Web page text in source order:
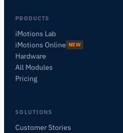
PRODUCTS
iMotions Lab
iMotions Online NEW
Hardware
All Modules
Pricing
SOLUTIONS
Customer Stories